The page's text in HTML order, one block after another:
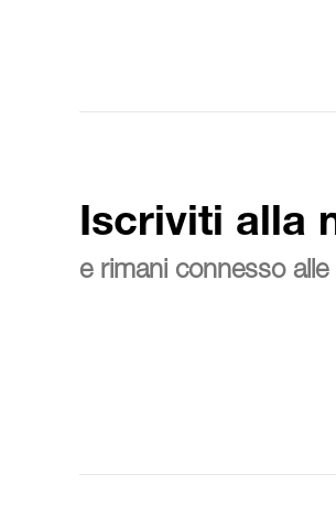
Iscriviti alla
e rimani connesso